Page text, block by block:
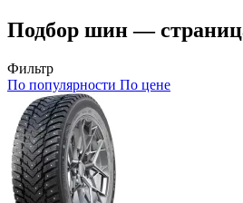
Подбор шин —
Фильтр
По популярности По цене